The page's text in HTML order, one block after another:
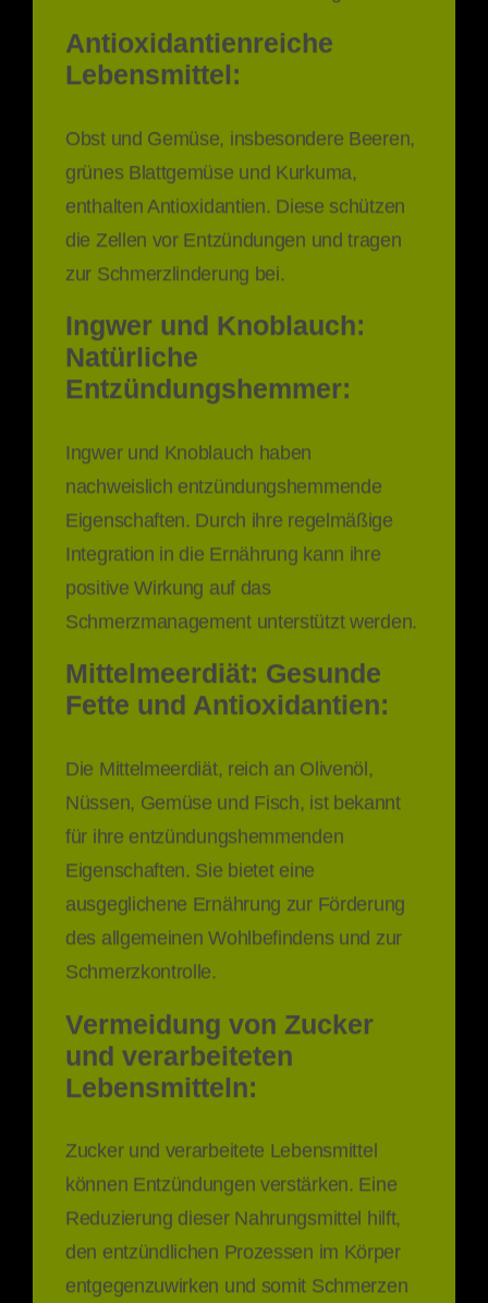
Antioxidantienreiche
Lebensmittel:
Obst und Gemüse, insbesondere Beeren,
grünes Blattgemüse und Kurkuma,
enthalten Antioxidantien. Diese schützen
die Zellen vor Entzündungen und tragen
zur Schmerzlinderung bei.
Ingwer und Knoblauch:
Natürliche
Entzündungshemmer:
Ingwer und Knoblauch haben
nachweislich entzündungshemmende
Eigenschaften. Durch ihre regelmäßige
Integration in die Ernährung kann ihre
positive Wirkung auf das
Schmerzmanagement unterstützt werden.
Mittelmeerdiät: Gesunde
Fette und Antioxidantien:
Die Mittelmeerdiät, reich an Olivenöl,
Nüssen, Gemüse und Fisch, ist bekannt
für ihre entzündungshemmenden
Eigenschaften. Sie bietet eine
ausgeglichene Ernährung zur Förderung
des allgemeinen Wohlbefindens und zur
Schmerzkontrolle.
Vermeidung von Zucker
und verarbeiteten
Lebensmitteln:
Zucker und verarbeitete Lebensmittel
können Entzündungen verstärken. Eine
Reduzierung dieser Nahrungsmittel hilft,
den entzündlichen Prozessen im Körper
entgegenzuwirken und somit Schmerzen